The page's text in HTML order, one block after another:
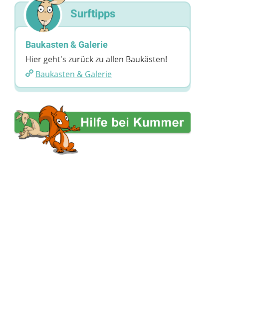
Surftipps
Baukasten & Galerie
Hier geht's zurück zu allen Baukästen!
Baukasten & Galerie